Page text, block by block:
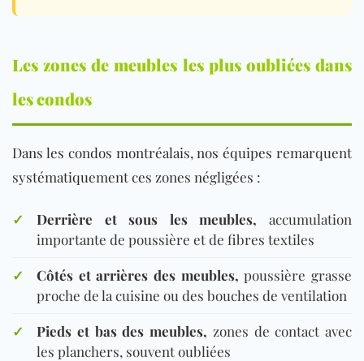
Les zones de meubles les plus oubliées dans
les condos
Dans les condos montréalais, nos équipes remarquent
systématiquement ces zones négligées :
✓ Derrière et sous les meubles, accumulation
importante de poussière et de fibres textiles
✓
Côtés et arrières des meubles, poussière grasse
proche de la cuisine ou des bouches de ventilation
✓
Pieds et bas des meubles, zones de contact avec
les planchers, souvent oubliées